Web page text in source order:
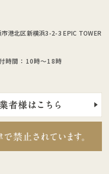
港北区新横浜3-2-3 EPIC TOWER
時間：10時～18時